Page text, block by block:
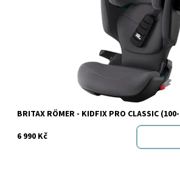
Skladem
BRITAX
BRITAX RÖMER - KIDFIX PRO CLASSIC
6 990 Kč